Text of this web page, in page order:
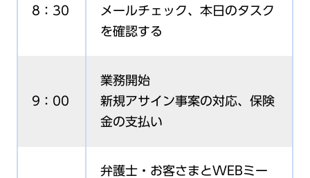
8：30
メールチェック、本日のタスク
を確認する
9：00
業務開始
新規アサイン事案の対応、保険
金の支払い
弁護士・お客さまとWEBミー